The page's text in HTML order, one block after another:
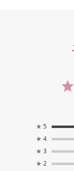
★ 5
★ 4
★ 3
★ 2